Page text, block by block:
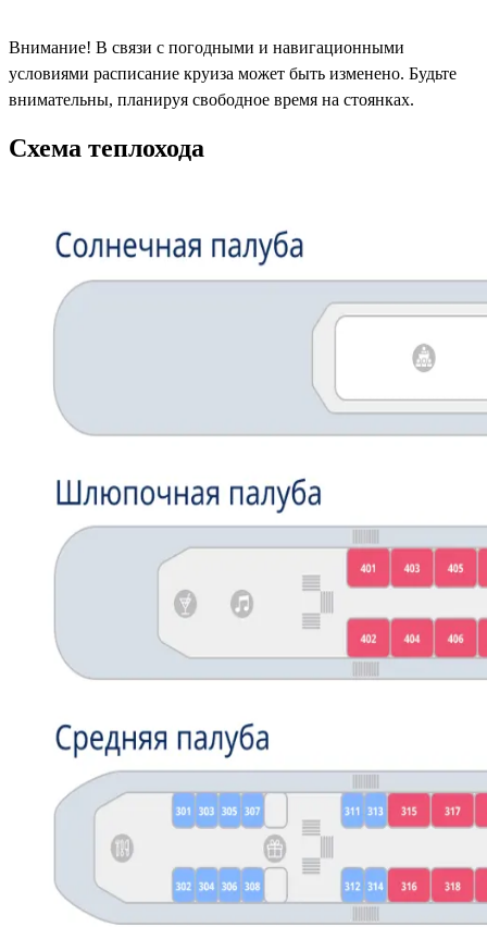
Внимание! В связи с погодными и навигационными
условиями расписание круиза может быть изменено. Будьте
внимательны, планируя свободное время на стоянках.
Схема теплохода